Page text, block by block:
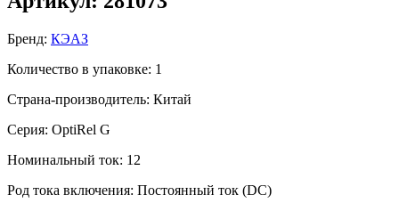
Бренд: КЭАЗ
Количество в упаковке: 1
Страна-производитель: Китай
Серия: OptiRel G
Номинальный ток: 12
Род тока включения: Постоянный ток (DC)